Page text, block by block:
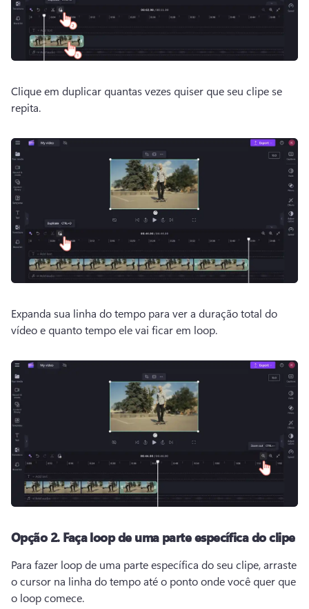
Clique em duplicar quantas vezes quiser que seu clipe se
repita.
Expanda sua linha do tempo para ver a duração total do
vídeo e quanto tempo ele vai ficar em loop.
Opção 2. Faça loop de uma parte específica do clipe
Para fazer loop de uma parte específica do seu clipe, arraste
o cursor na linha do tempo até o ponto onde você quer que
o loop comece.